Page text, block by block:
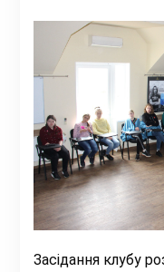
Засідання клубу